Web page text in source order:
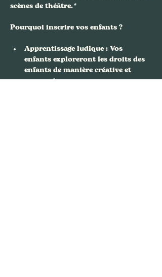
scènes de théâtre.*
Apprentissage ludique : Vos
enfants exploreront les droits des
enfants de manière créative et
amusante.